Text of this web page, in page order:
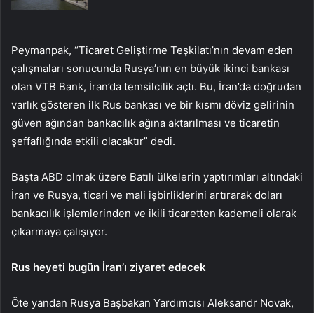
Peymanpak, “Ticaret Geliştirme Teşkilatı’nın devam eden
çalışmaları sonucunda Rusya’nın en büyük ikinci bankası
olan VTB Bank, İran’da temsilcilik açtı. Bu, İran’da doğrudan
varlık gösteren ilk Rus bankası ve bir kısmı döviz gelirinin
güven ağından bankacılık ağına aktarılması ve ticaretin
şeffaflığında etkili olacaktır” dedi.
Başta ABD olmak üzere Batılı ülkelerin yaptırımları altındaki
İran ve Rusya, ticari ve mali işbirliklerini artırarak doları
bankacılık işlemlerinden ve ikili ticaretten kademeli olarak
çıkarmaya çalışıyor.
Rus heyeti bugün İran’ı ziyaret edecek
Öte yandan Rusya Başbakan Yardımcısı Aleksandr Novak,